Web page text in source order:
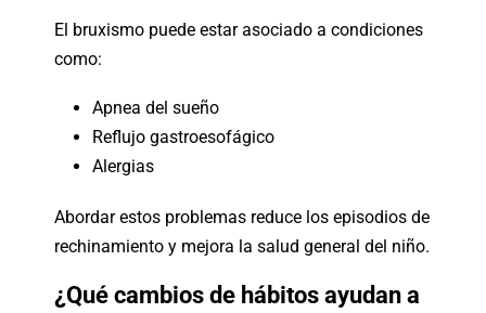
El bruxismo puede estar asociado a condiciones
como:
Apnea del sueño
Reflujo gastroesofágico
Alergias
Abordar estos problemas reduce los episodios de
rechinamiento y mejora la salud general del niño.
¿Qué cambios de hábitos ayudan a